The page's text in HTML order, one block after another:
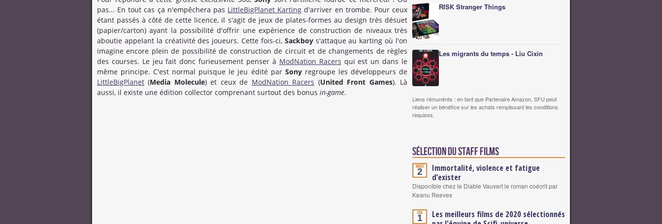
pas... En tout cas ça n'empêchera pas LittleBigPlanet Karting d'arriver en trombe. Pour ceux
étant passés à côté de cette licence, il s'agit de jeux de plates-formes au design très désuet
(papier/carton) ayant la possibilité d'offrir une expérience de construction de niveaux très
aboutie appelant la créativité des joueurs. Cette fois-ci, Sackboys'attaque au karting où l'on
imagine encore plein de possibilité de construction de circuit et de changements de règles
des courses. Le jeu fait donc furieusement penser à ModNation Racers qui est un dans le
même principe. C'est normal puisque le jeu édité par Sonyregroupe les développeurs de
LittleBigPlanet (Media Molecule) et ceux de ModNation Racers (United Front Games). Là
aussi, il existe une édition collector comprenant surtout des bonus in-game.
RISK Stranger Things
Les migrants du temps - Liu Cixin
Liens rémunérés : en tant que Partenaire Amazon, SFU peut
réaliser un bénéfice sur les achats remplissant les conditions
requises.
Sélection du staff Films
Mars
2
Immortalité, violence et fatigue
d’exister
Disponible chez le Diable Vauvert le roman coécrit par
Keanu Reeves
Jan.
1
Les meilleurs films de 2020 sélectionnés